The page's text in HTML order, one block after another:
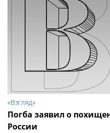
«Взгляд»
Погба заявил о
России